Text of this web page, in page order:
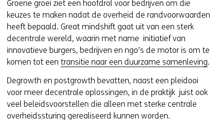
Groene groei ziet een hoofdrol voor bedrijven om die
keuzes te maken nadat de overheid de randvoorwaarden
heeft bepaald. Great mindshift gaat uit van een sterk
decentrale wereld, waarin met name initiatief van
innovatieve burgers, bedrijven en ngo’s de motor is om te
komen tot een transitie naar een duurzame samenleving.
Degrowth en postgrowth bevatten, naast een pleidooi
voor meer decentrale oplossingen, in de praktijk juist ook
veel beleidsvoorstellen die alleen met sterke centrale
overheidssturing gerealiseerd kunnen worden.